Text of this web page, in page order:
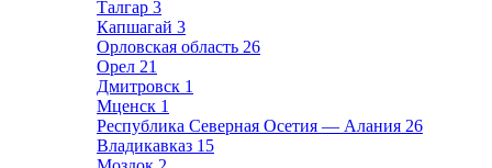
Талгар 3
Капшагай 3
Орловская область 26
Орел 21
Дмитровск 1
Мценск 1
Республика Северная Осетия — Алания 26
Владикавказ 15